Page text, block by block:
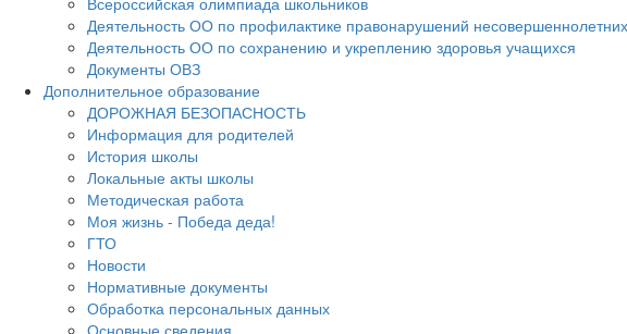
Деятельность ОО по профилактике правонарушений несовершеннолетних
Деятельность ОО по сохранению и укреплению здоровья учащихся
Документы ОВЗ
Дополнительное образование
ДОРОЖНАЯ БЕЗОПАСНОСТЬ
Информация для родителей
История школы
Локальные акты школы
Методическая работа
Моя жизнь - Победа деда!
ГТО
Новости
Нормативные документы
Обработка персональных данных
Основные сведения